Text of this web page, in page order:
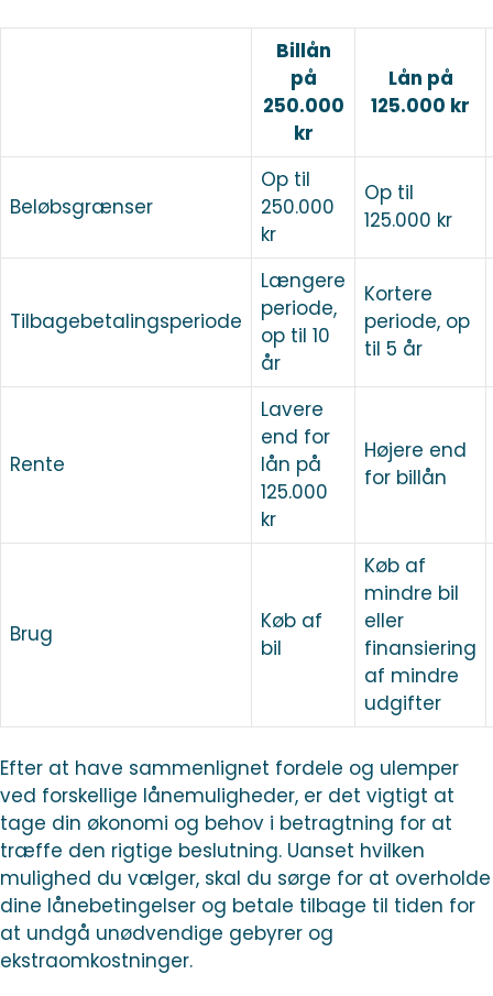
Billån
på
250.000
kr
Lån på
125.000 kr
Beløbsgrænser
Op til
250.000
kr
Op til
125.000 kr
Tilbagebetalingsperiode
Længere
periode,
op til 10
år
Kortere
periode, op
til 5 år
Rente
Lavere
end for
lån på
125.000
kr
Højere end
for billån
Brug
Køb af
bil
Køb af
mindre bil
eller
finansiering
af mindre
udgifter
Efter at have sammenlignet fordele og ulemper
ved forskellige lånemuligheder, er det vigtigt at
tage din økonomi og behov i betragtning for at
træffe den rigtige beslutning. Uanset hvilken
mulighed du vælger, skal du sørge for at overholde
dine lånebetingelser og betale tilbage til tiden for
at undgå unødvendige gebyrer og
ekstraomkostninger.